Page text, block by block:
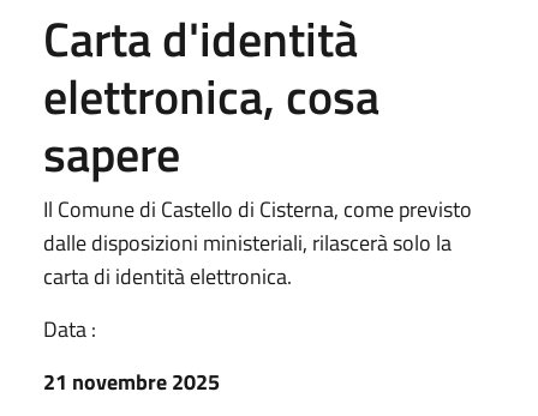
Carta d'identità
elettronica, cosa
sapere
Il Comune di Castello di Cisterna, come previsto
dalle disposizioni ministeriali, rilascerà solo la
carta di identità elettronica.
Data :
21 novembre 2025